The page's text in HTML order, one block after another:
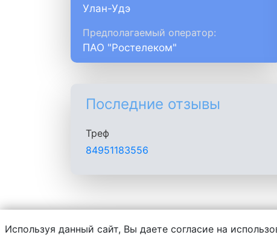
Улан-Удэ
Предполагаемый оператор:
ПАО "Ростелеком"
Последние отзывы
Треф
84951183556
Администрация сайта не несет
Используя данный сайт, Вы даете согласие на